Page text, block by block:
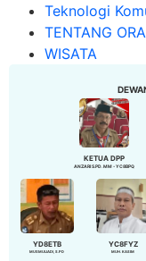
Teknologi
TENTANG
WISATA
KETUA DPP
ANZARI S.PD. MM - YC8BPQ
YD8ETB
MUSMULIADI, S.PD
YC8FYZ
MUH. KASIM